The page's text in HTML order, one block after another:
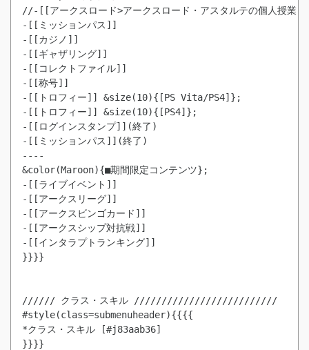
-[[ミッションパス]]
-[[カジノ]]
-[[ギャザリング]]
-[[コレクトファイル]]
-[[トロフィー]] &size(10){[PS Vita/PS4]};
-[[トロフィー]] &size(10){[PS4]};
-[[ログインスタンプ]](終了)
-[[ミッションパス]](終了)
----
&color(Maroon){■期間限定コンテンツ};
-[[ライブイベント]]
-[[アークスリーグ]]
-[[アークスビンゴカード]]
-[[アークスシップ対抗戦]]
-[[インタラプトランキング]]
}}}}
////// クラス・スキル //////////////////////////
#style(class=submenuheader){{{{
*クラス・スキル [#j83aab36]
}}}}